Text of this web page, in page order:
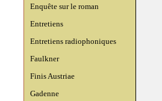
Enquête sur le roman
Entretiens
Entretiens radiophoniques
Faulkner
Finis Austriae
Gadenne